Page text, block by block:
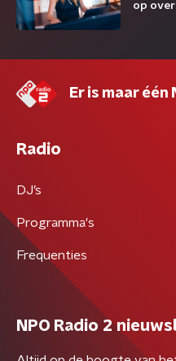
op
Er is maar één
Radio
DJ’s
Programma's
Frequenties
NPO Radio 2